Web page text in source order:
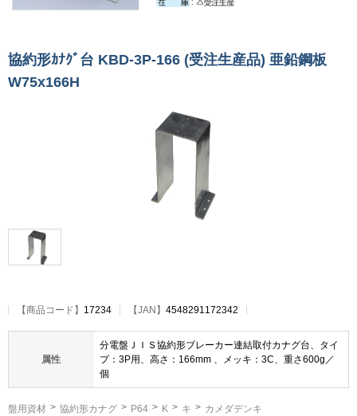
協約形ｶﾅｸﾞ台 KBD-3P-166 (受注生産品) 亜鉛鋼板
W75x166H
【商品コード 】 17234 【JAN】 4548291172342
属性
分電盤ＪＩＳ協約形ブレーカー連結取付カナグ台、タイ
プ：3P用、高さ：166mm 、メッキ：3C、重さ600g／
個
盤用資材 協約形カナグ P64 K キ カメダデンキ